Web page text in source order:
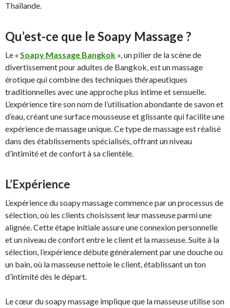
Thaïlande.
Qu’est-ce que le Soapy Massage ?
Le « Soapy Massage Bangkok », un pilier de la scène de
divertissement pour adultes de Bangkok, est un massage
érotique qui combine des techniques thérapeutiques
traditionnelles avec une approche plus intime et sensuelle.
L’expérience tire son nom de l’utilisation abondante de savon et
d’eau, créant une surface mousseuse et glissante qui facilite une
expérience de massage unique. Ce type de massage est réalisé
dans des établissements spécialisés, offrant un niveau
d’intimité et de confort à sa clientèle.
L’Expérience
L’expérience du soapy massage commence par un processus de
sélection, où les clients choisissent leur masseuse parmi une
alignée. Cette étape initiale assure une connexion personnelle
et un niveau de confort entre le client et la masseuse. Suite à la
sélection, l’expérience débute généralement par une douche ou
un bain, où la masseuse nettoie le client, établissant un ton
d’intimité dès le départ.
Le cœur du soapy massage implique que la masseuse utilise son